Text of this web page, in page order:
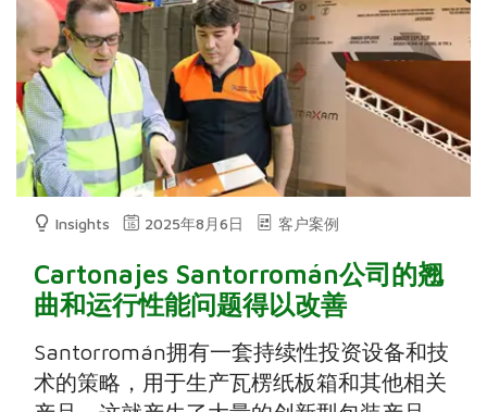
Insights 2025年8月6日 客户案例
Cartonajes Santorromán公司的翘
曲和运行性能问题得以改善
Santorromán拥有一套持续性投资设备和技
术的策略，用于生产瓦楞纸板箱和其他相关